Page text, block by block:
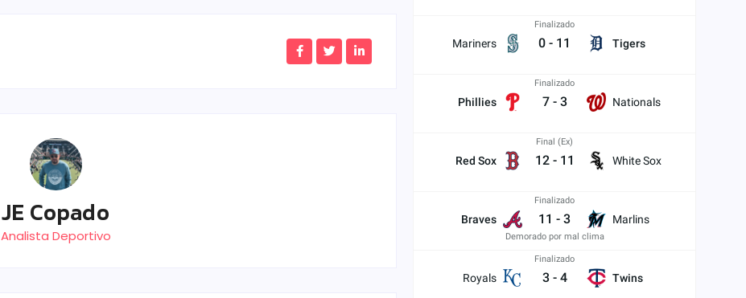
JE Copado
Analista Deportivo
Mariners
Finalizado
0 - 11 Tigers
Phillies
Finalizado
7 - 3 Nationals
Red Sox
Final (Ex)
12 - 11 White Sox
Braves
Finalizado
11 - 3
Demorado por mal clima
Marlins
Royals
Finalizado
3 - 4 Twins